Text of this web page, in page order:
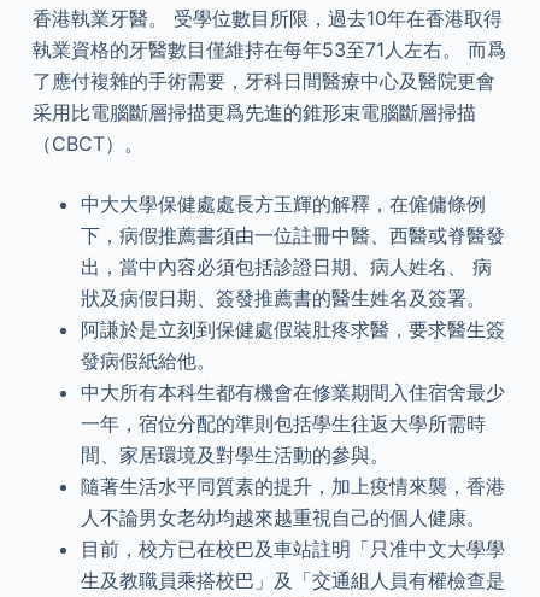
香港執業牙醫。 受學位數目所限，過去10年在香港取得
執業資格的牙醫數目僅維持在每年53至71人左右。 而爲
了應付複雜的手術需要，牙科日間醫療中心及醫院更會
采用比電腦斷層掃描更爲先進的錐形束電腦斷層掃描
（CBCT）。
中大大學保健處處長方玉輝的解釋，在僱傭條例
下，病假推薦書須由一位註冊中醫、西醫或脊醫發
出，當中內容必須包括診證日期、病人姓名、 病
狀及病假日期、簽發推薦書的醫生姓名及簽署。
阿謙於是立刻到保健處假裝肚疼求醫，要求醫生簽
發病假紙給他。
中大所有本科生都有機會在修業期間入住宿舍最少
一年，宿位分配的準則包括學生往返大學所需時
間、家居環境及對學生活動的參與。
隨著生活水平同質素的提升，加上疫情來襲，香港
人不論男女老幼均越來越重視自己的個人健康。
目前，校方已在校巴及車站註明「只准中文大學學
生及教職員乘搭校巴」及「交通組人員有權檢查是